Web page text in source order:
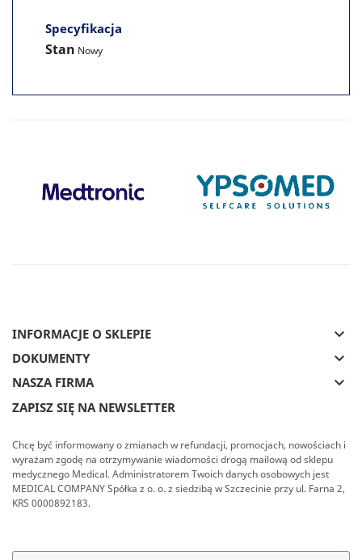
Specyfikacja
Stan Nowy
INFORMACJE O SKLEPIE keyboard_arrow_down
DOKUMENTY keyboard_arrow_down
NASZA FIRMA keyboard_arrow_down
ZAPISZ SIĘ NA NEWSLETTER
Chcę być informowany o zmianach w refundacji, promocjach, nowościach i
wyrażam zgodę na otrzymywanie wiadomości drogą mailową od sklepu
medycznego Medical. Administratorem Twoich danych osobowych jest
MEDICAL COMPANY Spółka z o. o. z siedzibą w Szczecinie przy ul. Farna 2,
KRS 0000892183.